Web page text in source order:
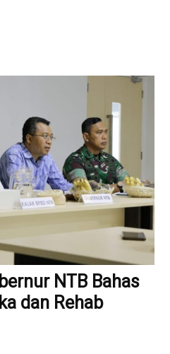
NTB Bahas
dan Rehab